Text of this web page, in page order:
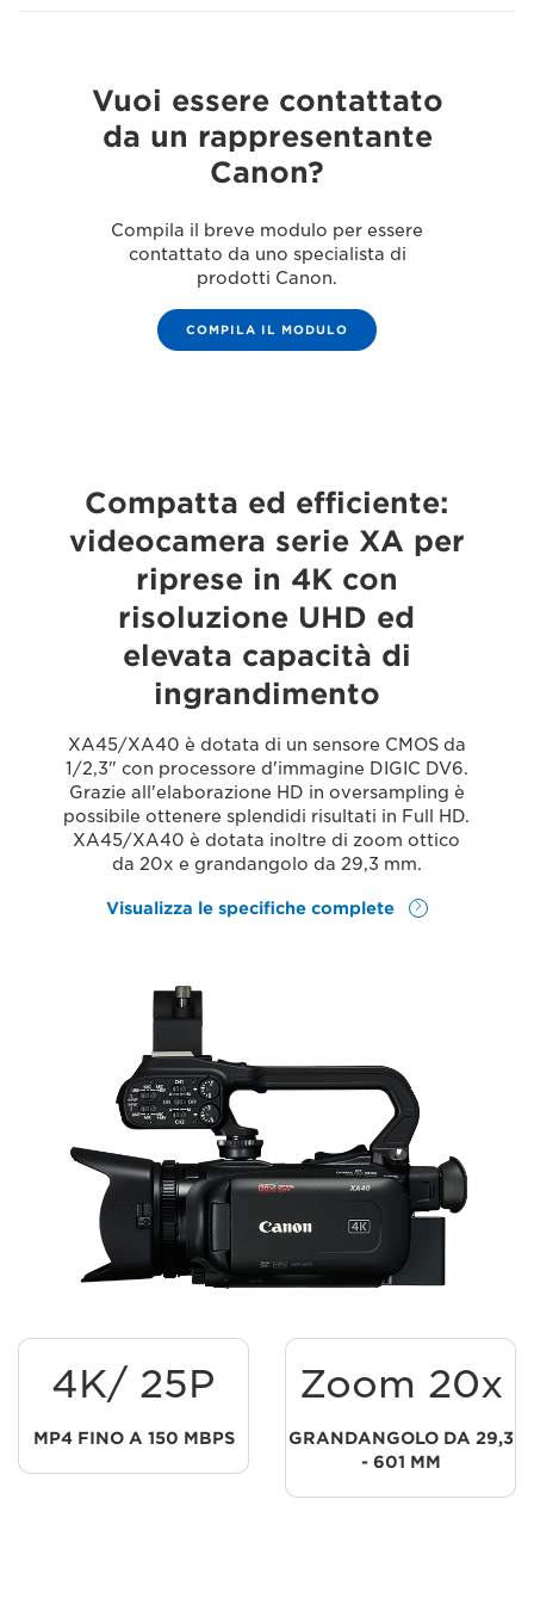
Vuoi essere contattato
da un rappresentante
Canon?
Compila il breve modulo per essere
contattato da uno specialista di
prodotti Canon.
COMPILA IL MODULO
Compatta ed efficiente:
videocamera serie XA per
riprese in 4K con
risoluzione UHD ed
elevata capacità di
ingrandimento
XA45/XA40 è dotata di un sensore CMOS da
1/2,3" con processore d'immagine DIGIC DV6.
Grazie all'elaborazione HD in oversampling è
possibile ottenere splendidi risultati in Full HD.
XA45/XA40 è dotata inoltre di zoom ottico
da 20x e grandangolo da 29,3 mm.
Visualizza le specifiche complete
4K/ 25P
MP4 FINO A 150 MBPS
Zoom 20x
GRANDANGOLO DA 29,3
- 601 MM